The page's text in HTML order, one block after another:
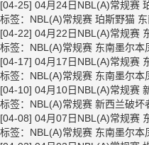
[04-25] 04月24日NBL(A)常规赛
标签： NBL(A)常规赛 珀斯野猫
[04-22] 04月22日NBL(A)常规赛
标签： NBL(A)常规赛 东南墨尔本
[04-17] 04月17日NBL(A)常规赛
标签： NBL(A)常规赛 东南墨尔本
[04-10] 04月10日NBL(A)常规赛
标签： NBL(A)常规赛 新西兰破坏
[04-08] 04月07日NBL(A)常规赛
标签： NBL(A)常规赛 东南墨尔本